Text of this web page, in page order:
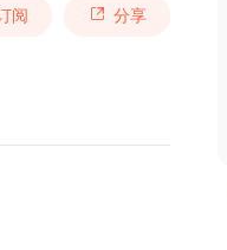
阅 分享